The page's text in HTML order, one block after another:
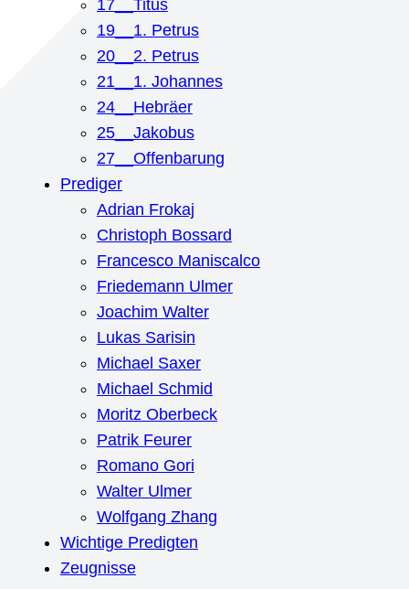
17__Titus
19__1. Petrus
20__2. Petrus
21__1. Johannes
24__Hebräer
25__Jakobus
27__Offenbarung
Prediger
Adrian Frokaj
Christoph Bossard
Francesco Maniscalco
Friedemann Ulmer
Joachim Walter
Lukas Sarisin
Michael Saxer
Michael Schmid
Moritz Oberbeck
Patrik Feurer
Romano Gori
Walter Ulmer
Wolfgang Zhang
Wichtige Predigten
Zeugnisse